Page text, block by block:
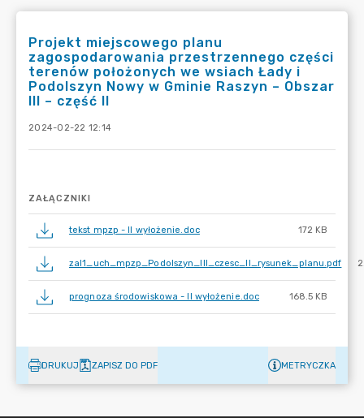
Projekt miejscowego planu
zagospodarowania przestrzennego części
terenów położonych we wsiach Łady i
Podolszyn Nowy w Gminie Raszyn – Obszar
III – część II
2024-02-22 12:14
ZAŁĄCZNIKI
tekst mpzp - II wyłożenie.doc 172 KB
zal1_uch_mpzp_Podolszyn_III_czesc_II_rysunek_planu.pdf
prognoza środowiskowa - II wyłożenie.doc 168.5 KB
DRUKUJ ZAPISZ DO PDF METRYCZKA